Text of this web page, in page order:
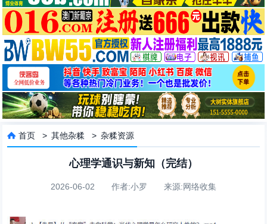
 首页 >其他杂糅 >杂糅资源
心理学通识与新知（完结）
2026-06-02 作者:小罗 来源:网络收集